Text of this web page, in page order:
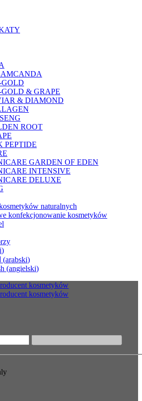
& GRAPE
& DIAMOND
ROOT
PEPTIDE
GARDEN OF EDEN
INTENSIVE
DELUXE
naturalnych
konfekcjonowanie kosmetyków
)
(arabski)
(angielski)